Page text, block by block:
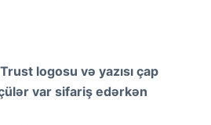
logosu və yazısı çap
var sifariş edərkən